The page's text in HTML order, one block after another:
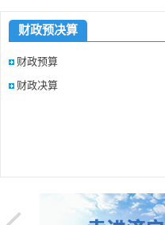
财政预决算
财政预算
财政决算